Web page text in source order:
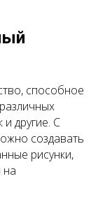
способное
и другие. С
создавать
рисунки,
на